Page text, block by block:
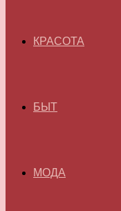
КРАСОТА
БЫТ
МОДА